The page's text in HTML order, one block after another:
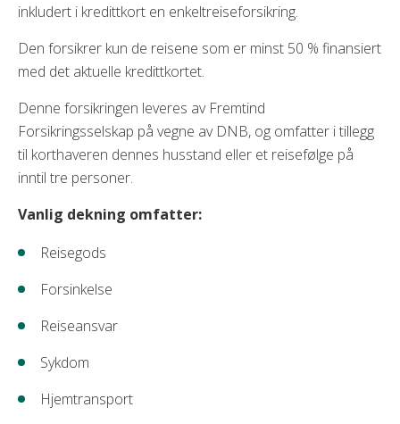
inkludert i kredittkort en enkeltreiseforsikring.
Den forsikrer kun de reisene som er minst 50 % finansiert
med det aktuelle kredittkortet.
Denne forsikringen leveres av Fremtind
Forsikringsselskap på vegne av DNB, og omfatter i tillegg
til korthaveren dennes husstand eller et reisefølge på
inntil tre personer.
Vanlig dekning omfatter:
Reisegods
Forsinkelse
Reiseansvar
Sykdom
Hjemtransport